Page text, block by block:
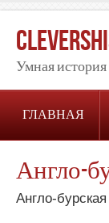
Умная история
ГЛАВНАЯ
Англо-
Англо-